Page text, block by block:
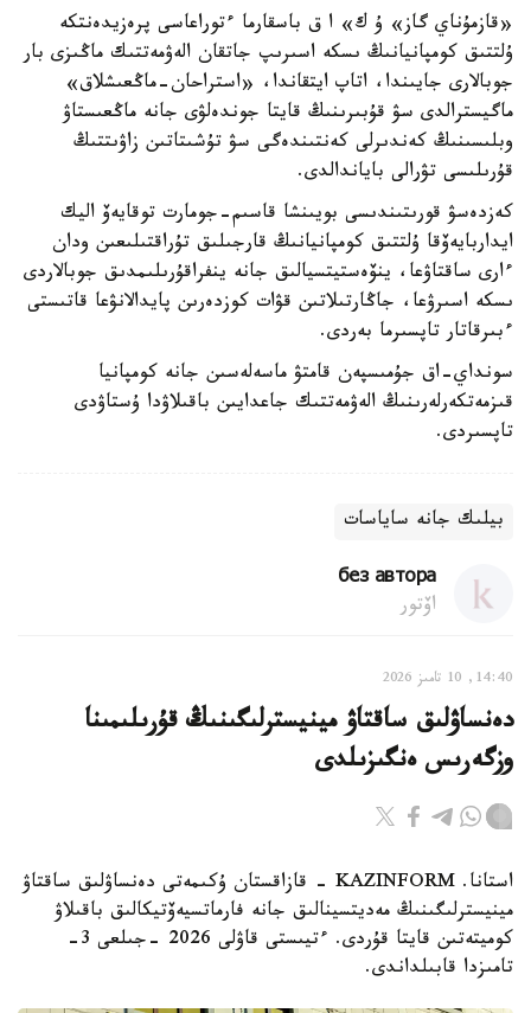
«قازمۇناي گاز» ۇ ك» ا ق باسقارما ءتوراعاسى پرەزيدەنتكە
ۇلتتىق كومپانيانىڭ ىسكە اسىرىپ جاتقان الەۋمەتتىك ماڭىزى بار
جوبالارى جايىندا، اتاپ ايتقاندا، «استراحان-ماڭعىشلاق»
ماگيسترالدى سۋ قۇبىرىنىڭ قايتا جوندەلۋى جانە ماڭعىستاۋ
وبلىسىنىڭ كەندىرلى كەنتىندەگى سۋ تۇشىتاتىن زاۋىتتىڭ
قۇرىلىسى تۋرالى باياندالدى.
كەزدەسۋ قورىتىندىسى بويىنشا قاسىم-جومارت توقايەۆ اليك
ايداربايەۆقا ۇلتتىق كومپانيانىڭ قارجىلىق تۇراقتىلىعىن ودان
ءارى ساقتاۋعا، ينۆەستيتسيالىق جانە ينفراقۇرىلىمدىق جوبالاردى
ىسكە اسىرۋعا، جاڭارتىلاتىن قۋات كوزدەرىن پايدالانۋعا قاتىستى
ءبىرقاتار تاپسىرما بەردى.
سونداي-اق جۇمىسپەن قامتۋ ماسەلەسىن جانە كومپانيا
قىزمەتكەرلەرىنىڭ الەۋمەتتىك جاعدايىن باقىلاۋدا ۇستاۋدى
تاپسىردى.
بيلىك جانە ساياسات
без автора
اۆتور
14:40, 10 تامىز 2026
دەنساۋلىق ساقتاۋ مينيسترلىگىنىڭ قۇرىلىمىنا
وزگەرىس ەنگىزىلدى
استانا. KAZINFORM - قازاقستان ۇكىمەتى دەنساۋلىق ساقتاۋ
مينيسترلىگىنىڭ مەديتسينالىق جانە فارماتسيەۆتيكالىق باقىلاۋ
كوميتەتىن قايتا قۇردى. ءتيىستى قاۋلى 2026 -جىلعى 3-
تامىزدا قابىلداندى.